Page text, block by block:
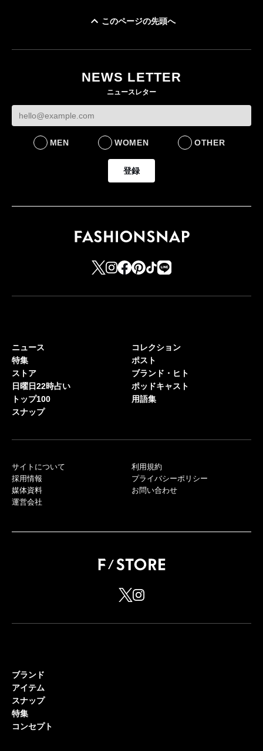
このページの先頭へ
NEWS LETTER
ニュースレター
MEN WOMEN OTHER
登録
ニュース
特集
ストア
日曜日22時占い
トップ100
スナップ
コレクション
ポスト
ブランド・ヒト
ポッドキャスト
用語集
サイトについて
採用情報
媒体資料
運営会社
利用規約
プライバシーポリシー
お問い合わせ
ブランド
アイテム
スナップ
特集
コンセプト